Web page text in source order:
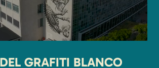
GRAFITI BLANCO